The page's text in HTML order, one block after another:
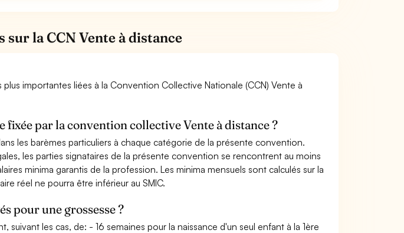
la CCN Vente à distance
importantes liées à la Convention Collective Nationale (CCN) Vente à
fixée par la convention collective Vente à distance ?
les barèmes particuliers à chaque catégorie de la présente convention.
les parties signataires de la présente convention se rencontrent au moins
minima garantis de la profession. Les minima mensuels sont calculés sur la
réel ne pourra être inférieur au SMIC.
pour une grossesse ?
suivant les cas, de: - 16 semaines pour la naissance d'un seul enfant à la 1ère